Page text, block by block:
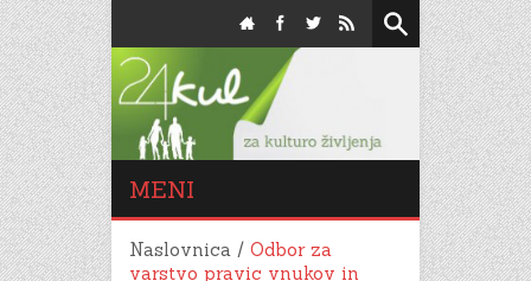
MENI
Naslovnica / Odbor za
varstvo pravic vnukov in